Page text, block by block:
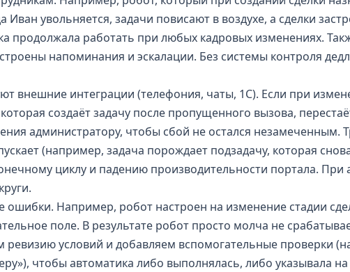
увольняется, задачи повисают в воздухе, а сделки
продолжала работать при любых кадровых изменениях.
напоминания и эскалации. Без системы контроля
внешние интеграции (телефония, чаты, 1С). Если при
создаёт задачу после пропущенного вызова,
администратору, чтобы сбой не остался незамеченным.
(например, задача порождает подзадачу, которая
циклу и падению производительности портала. При
Например, робот настроен на изменение стадии
поле. В результате робот просто молча не
условий и добавляем вспомогательные проверки
чтобы автоматика либо выполнялась, либо указывала